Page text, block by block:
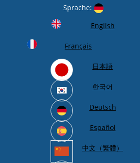
Sprache:
English
Français
日本語
한국어
Deutsch
Español
中文（繁體）